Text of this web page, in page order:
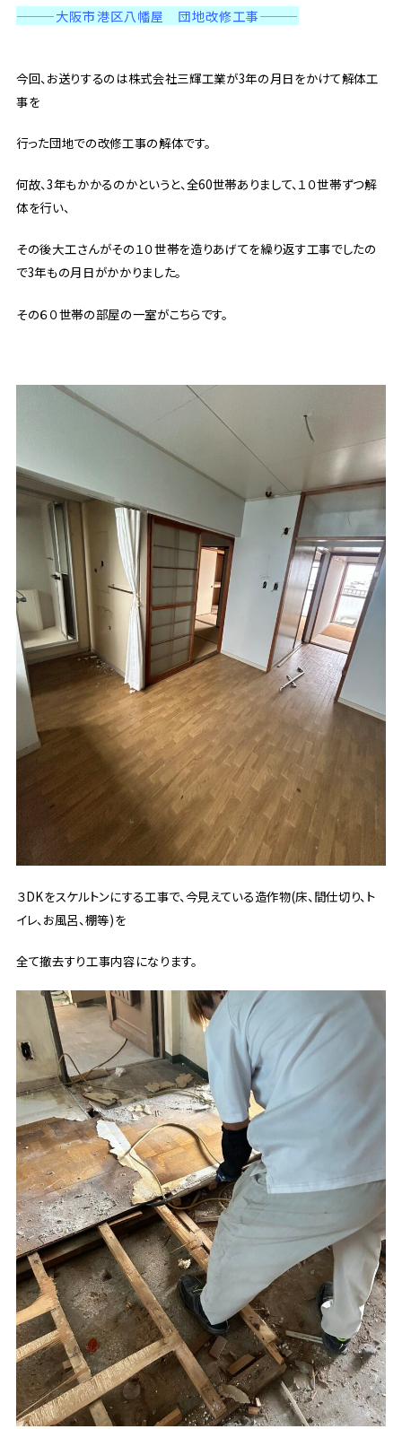
———大阪市港区八幡屋 団地改修工事———
今回、お送りするのは株式会社三輝工業が3年の月日をかけて解体工
事を
行った団地での改修工事の解体です。
何故、3年もかかるのかというと、全60世帯ありまして、１０世帯ずつ解
体を行い、
その後大工さんがその１０世帯を造りあげてを繰り返す工事でしたの
で3年もの月日がかかりました。
その６０世帯の部屋の一室がこちらです。
３DKをスケルトンにする工事で、今見えている造作物(床、間仕切り、ト
イレ、お風呂、棚等)を
全て撤去すり工事内容になります。